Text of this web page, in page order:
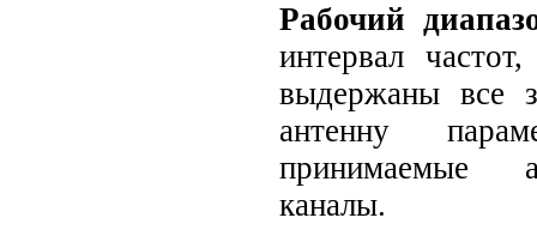
Рабочий
интервал
выдержаны все
антенну
принимаемые
каналы.